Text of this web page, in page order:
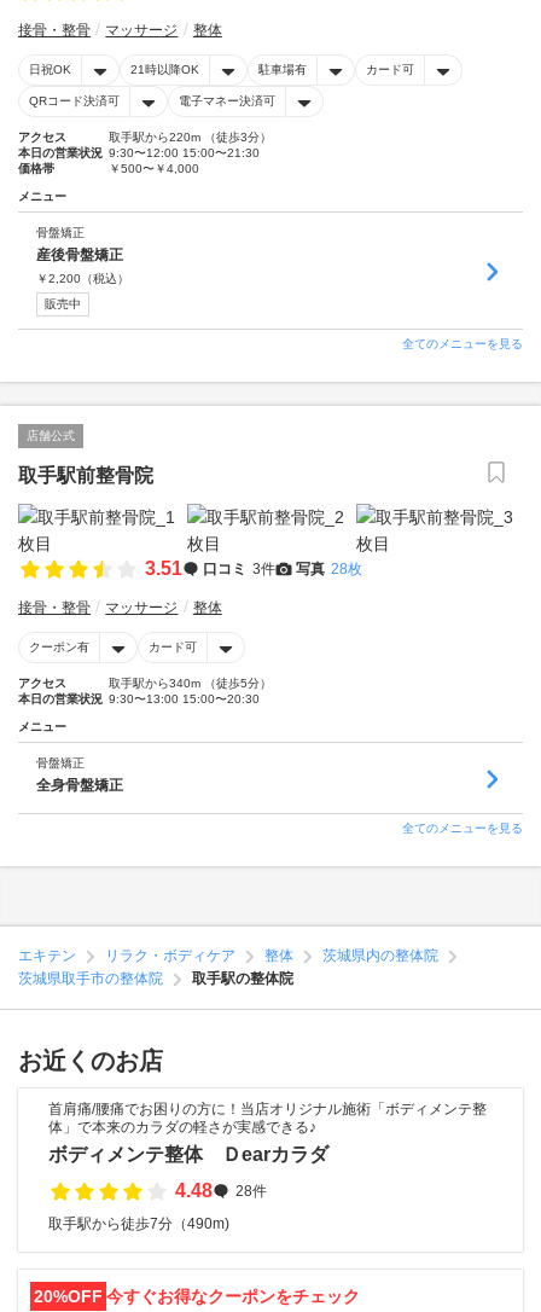
接骨・整骨 マッサージ 整体
日祝OK 21時以降OK 駐車場有 カード可
QRコード決済可 電子マネー決済可
アクセス
取手駅から220m （徒歩3分）
本日の営業状況 9:30〜12:00 15:00〜21:30
価格帯
￥500〜￥4,000
メニュー
骨盤矯正
産後骨盤矯正
￥2,200 （税込）
販売中
全てのメニューを見る
店舗公式
取手駅前整骨院
3.51 口コミ 3件 写真 28枚
接骨・整骨 マッサージ 整体
クーポン有 カード可
アクセス
取手駅から340m （徒歩5分）
本日の営業状況 9:30〜13:00 15:00〜20:30
メニュー
骨盤矯正
全身骨盤矯正
全てのメニューを見る
エキテン リラク・ボディケア 整体
茨城県内の整体院
茨城県取手市の整体院
取手駅の整体院
お近くのお店
首肩痛/腰痛でお困りの方に！当店オリジナル施術「ボディメンテ整
体」で本来のカラダの軽さが実感できる♪
ボディメンテ整体 Ｄearカラダ
4.48
28件
取手駅から徒歩7分（490m)
20%OFF 今すぐお得なクーポンをチェック